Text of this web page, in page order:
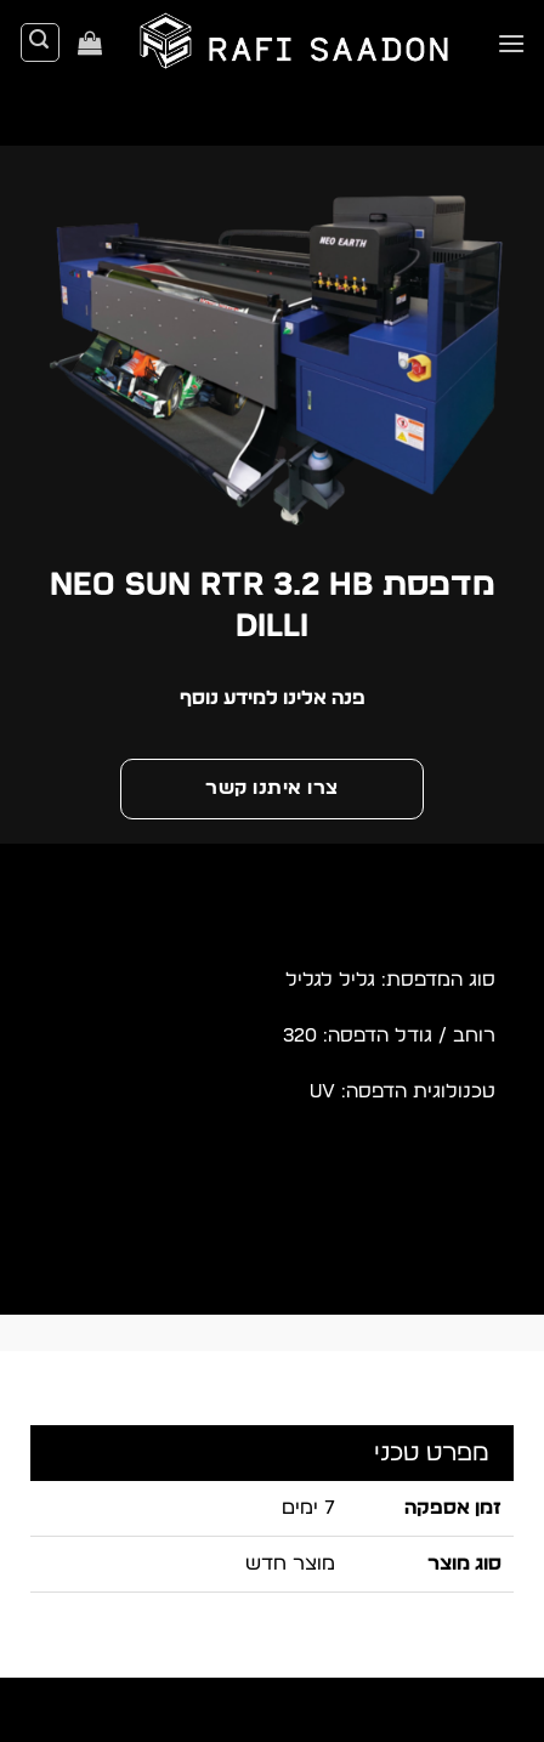
to
מדפסת NEO SUN RTR 3.2 HB
DILLI
פנה אלינו למידע נוסף
צרו איתנו קשר
סוג המדפסת: גליל לגליל
רוחב / גודל הדפסה: 320
טכנולוגית הדפסה: UV
מפרט טכני
זמן אספקה 7 ימים
סוג מוצר מוצר חדש